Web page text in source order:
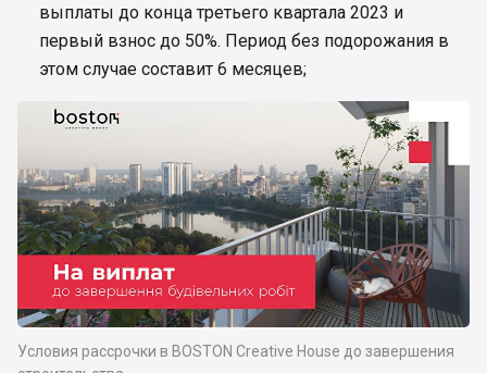
выплаты до конца третьего квартала 2023 и
первый взнос до 50%. Период без подорожания в
этом случае составит 6 месяцев;
Условия рассрочки в BOSTON Creative House до завершения